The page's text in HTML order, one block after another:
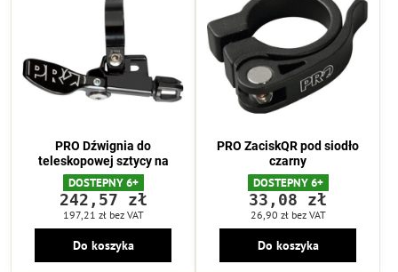
PRO Dźwignia do
teleskopowej sztycy na
DOSTEPNY 6+
242,57 zł
197,21 zł bez VAT
Do koszyka
PRO ZaciskQR pod siodło
czarny
DOSTEPNY 6+
33,08 zł
26,90 zł bez VAT
Do koszyka